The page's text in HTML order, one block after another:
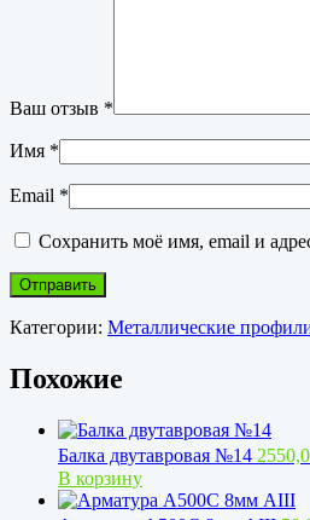
Ваш отзыв *
Имя *
Email *
Сохранить моё имя, email и
Категории: Металлические
Похожие
Балка двутавровая №14
В корзину